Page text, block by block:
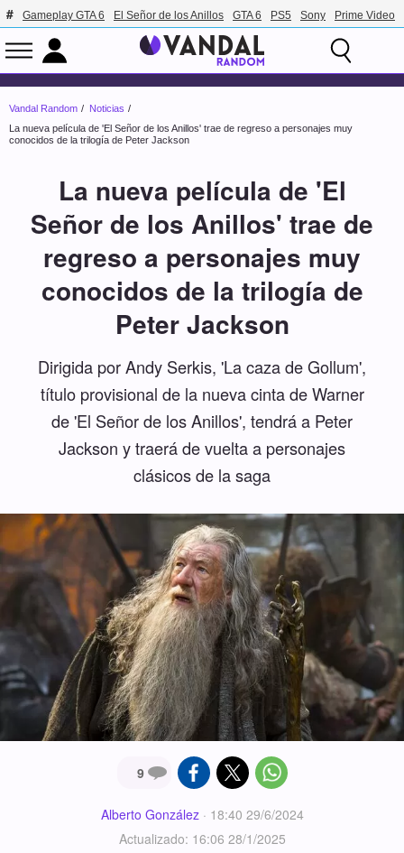
Gameplay GTA 6 El Señor de los Anillos GTA 6 PS5 Sony Prime Video
Vandal Random
Noticias
La nueva película de 'El Señor de los Anillos' trae de regreso a personajes muy
conocidos de la trilogía de Peter Jackson
La nueva película de 'El
Señor de los Anillos' trae de
regreso a personajes muy
conocidos de la trilogía de
Peter Jackson
Dirigida por Andy Serkis, 'La caza de Gollum',
título provisional de la nueva cinta de Warner
de 'El Señor de los Anillos', tendrá a Peter
Jackson y traerá de vuelta a personajes
clásicos de la saga
9
Alberto González· 18:40 29/6/2024
Actualizado: 16:06 28/1/2025